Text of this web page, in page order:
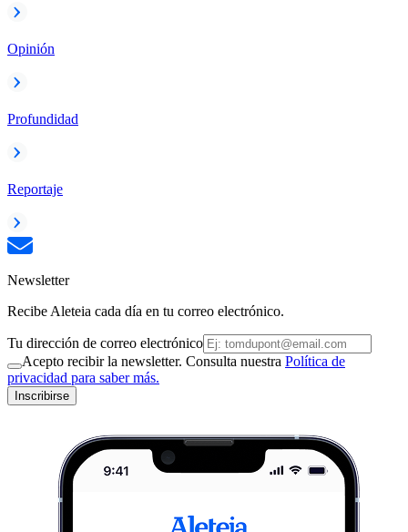
Opinión
Profundidad
Reportaje
Newsletter
Recibe Aleteia cada día en tu correo electrónico.
Tu dirección de correo electrónico
Acepto recibir la newsletter. Consulta nuestra Política de
privacidad para saber más.
Inscribirse